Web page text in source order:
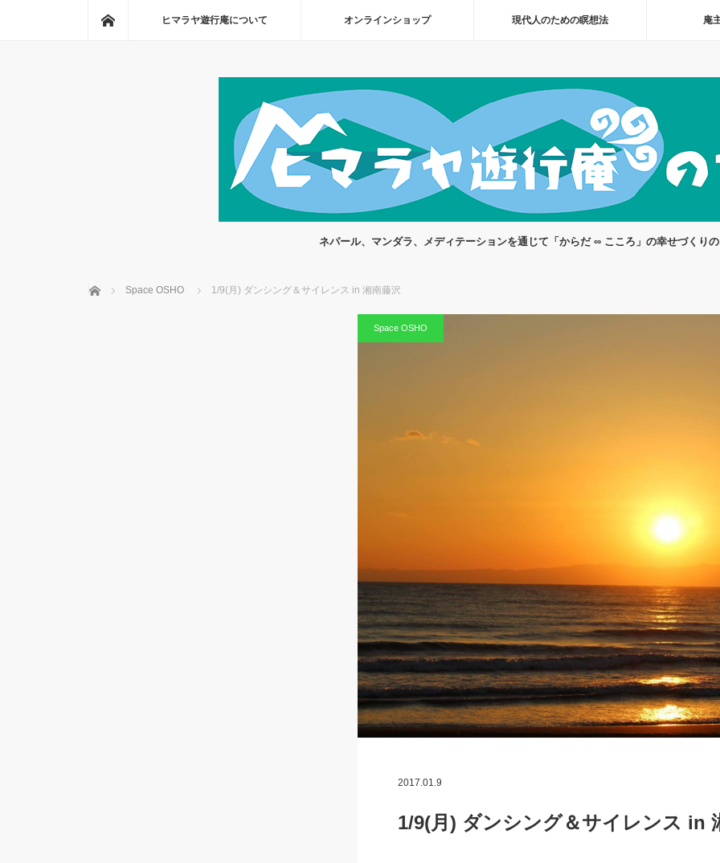
ホームヒマラヤ遊行庵について オンラインショップ 現代人のための瞑想法 庵
ネパール、マンダラ、メディテーションを通じて「からだ ∞ こころ」の幸せづくり
ホーム Space OSHO 1/9(月) ダンシング＆サイレンス in 湘南藤沢
Space OSHO
2017.01.9
1/9(月) ダンシング＆サイレンス in